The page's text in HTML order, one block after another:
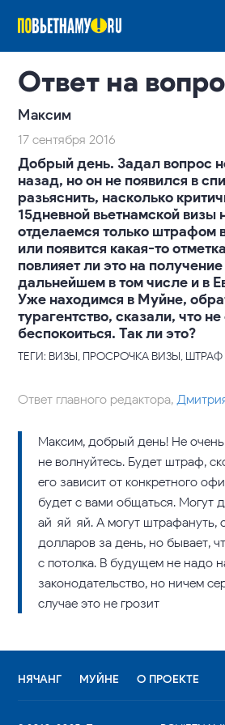
Ответ на
Максим
17 сентября 2016
Добрый день. Задал вопрос
назад, но он не появился в
разьяснить, насколько
15дневной вьетнамской визы
отделаемся только штрафом
или появится какая-то
повлияет ли это на получение
дальнейшем в том числе и в
Уже находимся в Муйне,
турагентство, сказали, что не
беспокоиться. Так ли это?
ТЕГИ: ВИЗЫ, ПРОСРОЧКА ВИЗЫ,
Ответ главного редактора,
Максим, добрый день! Не
не волнуйтесь. Будет штраф,
его зависит от конкретного
будет с вами общаться. Могут
ай-яй-яй. А могут штрафануть,
долларов за день, но бывает,
с потолка. В будущем не надо
законодательство, но ничем
случае это не грозит
НЯЧАНГ МУЙНЕ О ПРОЕКТЕ